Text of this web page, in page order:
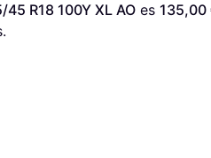
R18 100Y XL AO es 135,00